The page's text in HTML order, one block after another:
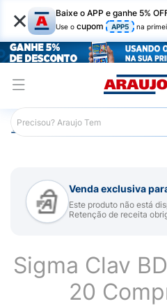
× Baixe o APP e ganhe 5%
Use o cupom APP5 na
Araujo Medicamentos
Venda exclusiva
Este produto não está
Retenção de receita
Sigma Clav
20